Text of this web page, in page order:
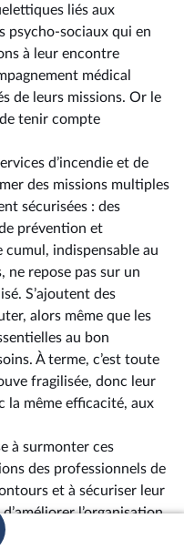
liés aux
psycho-sociaux qui en
à leur encontre
médical
de leurs missions. Or le
tenir compte
d’incendie et de
des missions multiples
sécurisées : des
prévention et
indispensable au
ne repose pas sur un
S’ajoutent des
alors même que les
au bon
À terme, c’est toute
fragilisée, donc leur
la même efficacité, aux
à surmonter ces
des professionnels de
et à sécuriser leur
l’organisation
de lever les